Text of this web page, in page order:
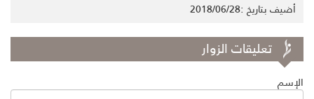
أضيف بتاريخ :2018/06/28
تعليقات الزوار
الإسم